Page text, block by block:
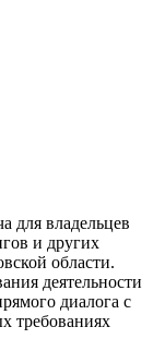
для владельцев
и других
области.
деятельности
диалога с
требованиях